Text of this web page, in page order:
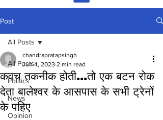
Post
All Posts
Politics
News
Opinion
All Posts
कवच तकनीक होती...तो एक बटन रोक
देता बालेश्वर के आसपास के सभी ट्रेनों
के पहिए
chandrapratapsingh
Jun 4, 2023 2 min read